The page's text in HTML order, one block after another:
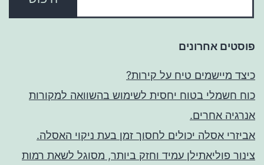
פוסטים אחרונים
כיצד מיישמים טיח על קירות?
כוח חשמלי בטוח יחסית לשימוש בהשוואה למקורות
אנרגיה אחרים.
אביזרי אסלה יכולים לחסוך זמן בעת ניקוי האסלה.
צינור פוליאתילן עמיד וחזק ביותר, מסוגל לשאת רמות